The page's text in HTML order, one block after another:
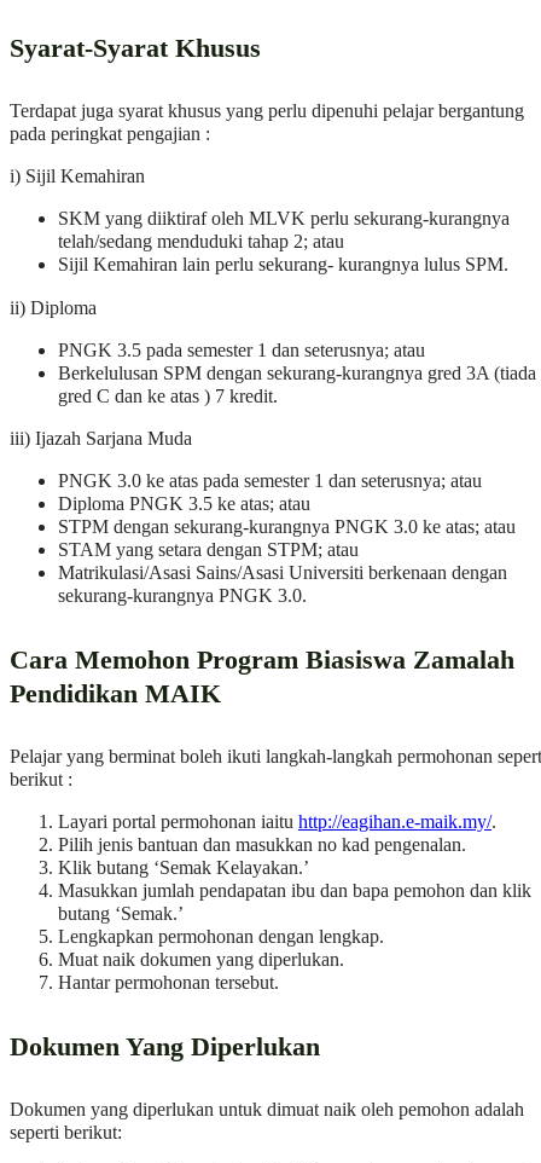
Syarat-Syarat Khusus
Terdapat juga syarat khusus yang perlu dipenuhi pelajar bergantung
pada peringkat pengajian :
i) Sijil Kemahiran
SKM yang diiktiraf oleh MLVK perlu sekurang-kurangnya
telah/sedang menduduki tahap 2; atau
Sijil Kemahiran lain perlu sekurang- kurangnya lulus SPM.
ii) Diploma
PNGK 3.5 pada semester 1 dan seterusnya; atau
Berkelulusan SPM dengan sekurang-kurangnya gred 3A (tiada
gred C dan ke atas ) 7 kredit.
iii) Ijazah Sarjana Muda
PNGK 3.0 ke atas pada semester 1 dan seterusnya; atau
Diploma PNGK 3.5 ke atas; atau
STPM dengan sekurang-kurangnya PNGK 3.0 ke atas; atau
STAM yang setara dengan STPM; atau
Matrikulasi/Asasi Sains/Asasi Universiti berkenaan dengan
sekurang-kurangnya PNGK 3.0.
Cara Memohon Program Biasiswa Zamalah
Pendidikan MAIK
Pelajar yang berminat boleh ikuti langkah-langkah permohonan
berikut :
Layari portal permohonan iaitu http://eagihan.e-maik.my/.
Pilih jenis bantuan dan masukkan no kad pengenalan.
Klik butang ‘Semak Kelayakan.’
Masukkan jumlah pendapatan ibu dan bapa pemohon dan klik
butang ‘Semak.’
Lengkapkan permohonan dengan lengkap.
Muat naik dokumen yang diperlukan.
Hantar permohonan tersebut.
Dokumen Yang Diperlukan
Dokumen yang diperlukan untuk dimuat naik oleh pemohon adalah
seperti berikut: